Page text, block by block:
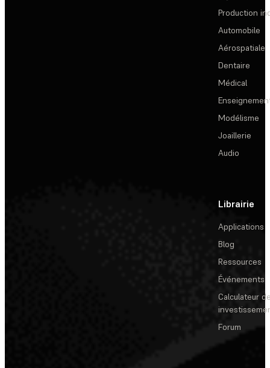
Production
Automobile
Aérospatiale
Dentaire
Médical
Modélisme
Joaillerie
Audio
Librairie
Applications
Blog
Ressources
Événements
Calculateur
Forum